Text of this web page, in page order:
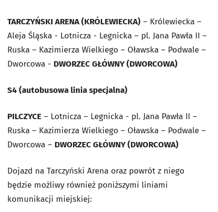
TARCZYŃSKI ARENA (KRÓLEWIECKA) – Królewiecka –
Aleja Śląska - Lotnicza - Legnicka – pl. Jana Pawła II –
Ruska – Kazimierza Wielkiego – Oławska – Podwale –
Dworcowa - DWORZEC GŁÓWNY (DWORCOWA)
S4 (autobusowa linia specjalna)
PILCZYCE – Lotnicza – Legnicka - pl. Jana Pawła II –
Ruska – Kazimierza Wielkiego – Oławska – Podwale –
Dworcowa – DWORZEC GŁÓWNY (DWORCOWA)
Dojazd na Tarczyński Arena oraz powrót z niego
będzie możliwy również poniższymi liniami
komunikacji miejskiej: